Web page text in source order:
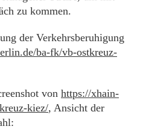
zu kommen.
der Verkehrsberuhigung
ba-fk/vb-ostkreuz-
von https://xhain-
kiez/, Ansicht der